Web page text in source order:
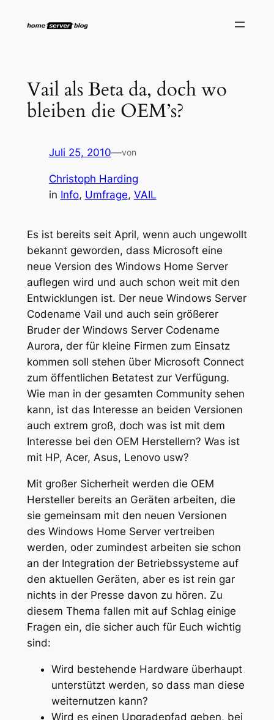
Inhalt
Vail als Beta da, doch wo
bleiben die OEM’s?
Juli 25, 2010—von
Christoph Harding
in Info, Umfrage, VAIL
Es ist bereits seit April, wenn auch ungewollt
bekannt geworden, dass Microsoft eine
neue Version des Windows Home Server
auflegen wird und auch schon weit mit den
Entwicklungen ist. Der neue Windows Server
Codename Vail und auch sein größerer
Bruder der Windows Server Codename
Aurora, der für kleine Firmen zum Einsatz
kommen soll stehen über Microsoft Connect
zum öffentlichen Betatest zur Verfügung.
Wie man in der gesamten Community sehen
kann, ist das Interesse an beiden Versionen
auch extrem groß, doch was ist mit dem
Interesse bei den OEM Herstellern? Was ist
mit HP, Acer, Asus, Lenovo usw?
Mit großer Sicherheit werden die OEM
Hersteller bereits an Geräten arbeiten, die
sie gemeinsam mit den neuen Versionen
des Windows Home Server vertreiben
werden, oder zumindest arbeiten sie schon
an der Integration der Betriebssysteme auf
den aktuellen Geräten, aber es ist rein gar
nichts in der Presse davon zu hören. Zu
diesem Thema fallen mit auf Schlag einige
Fragen ein, die sicher auch für Euch wichtig
sind:
Wird bestehende Hardware überhaupt
unterstützt werden, so dass man diese
weiternutzen kann?
Wird es einen Upgradepfad geben, bei